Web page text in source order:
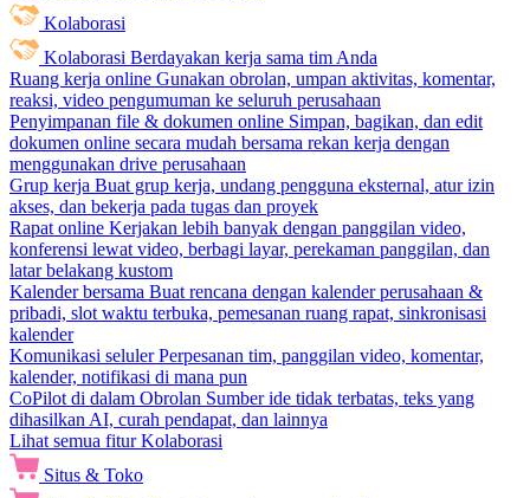
Kolaborasi
Kolaborasi Berdayakan kerja sama tim Anda
Ruang kerja online Gunakan obrolan, umpan aktivitas, komentar,
reaksi, video pengumuman ke seluruh perusahaan
Penyimpanan file & dokumen online Simpan, bagikan, dan edit
dokumen online secara mudah bersama rekan kerja dengan
menggunakan drive perusahaan
Grup kerja Buat grup kerja, undang pengguna eksternal, atur izin
akses, dan bekerja pada tugas dan proyek
Rapat online Kerjakan lebih banyak dengan panggilan video,
konferensi lewat video, berbagi layar, perekaman panggilan, dan
latar belakang kustom
Kalender bersama Buat rencana dengan kalender perusahaan &
pribadi, slot waktu terbuka, pemesanan ruang rapat, sinkronisasi
kalender
Komunikasi seluler Perpesanan tim, panggilan video, komentar,
kalender, notifikasi di mana pun
CoPilot di dalam Obrolan Sumber ide tidak terbatas, teks yang
dihasilkan AI, curah pendapat, dan lainnya
Lihat semua fitur Kolaborasi
Situs & Toko